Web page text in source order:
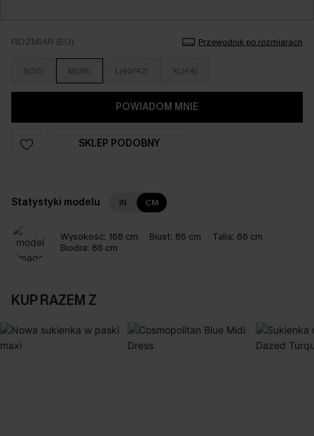
ROZMIAR (EU) Przewodnik po rozmiarach
S(36) M(38) L(40/42) XL(44)
POWIADOM MNIE
SKLEP PODOBNY
Statystyki modelu IN CM
Wysokość: 168 cm Biust: 86 cm Talia: 66 cm
Biodra: 86 cm
KUP RAZEM Z